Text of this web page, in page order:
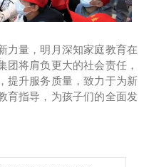
力量，明月深知家庭教育在
团将肩负更大的社会责任，
提升服务质量，致力于为新
育指导，为孩子们的全面发